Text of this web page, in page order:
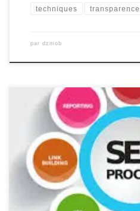
techniques transparence
par dzmob
Consultant en Référencement
Votre Site Web Le référencement
Optimization), est un élément
cherchant à se démarquer en
crucial d’un consultant en
qualifié possède les connaissances